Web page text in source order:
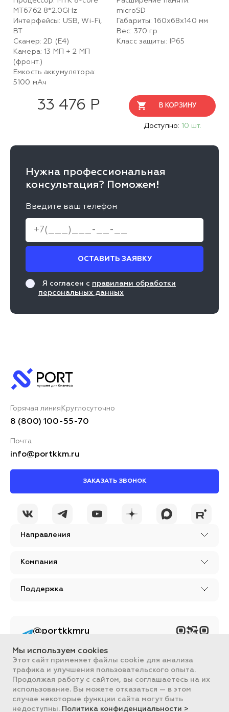
MT6762 8*2.0GHz
Интерфейсы: USB, Wi-Fi,
BT
Сканер: 2D (E4)
Камера: 13 МП + 2 МП
(фронт.)
Емкость аккумулятора:
5100 мАч
microSD
Габариты: 160x68x140 мм
Вес: 370 гр
Класс защиты: IP65
33 476 Р В КОРЗИНУ
Доступно: 10 шт.
Нужна профессиональная
консультация? Поможем!
Введите ваш телефон
ОСТАВИТЬ ЗАЯВКУ
Я согласен с правилами обработки
персональных данных
Направления
Компания
Поддержка
Горячая линия Круглосуточно
8 (800) 100-55-70
Почта
info@portkkm.ru
ЗАКАЗАТЬ ЗВОНОК
Вся информация, размещенная на сайте, носит ознакомительный
характер и не является публичной офертой, определяемой
положениями Статьи 437 ГК РФ.
Все цены на сайте указаны с НДС. ООО "ПОРТ" ИНН 2461018892,
ОГРН 1022401953496
@portkkmru
контент PORT - бизнес
портал
Мы используем cookies
Этот сайт применяет файлы cookie для анализа
трафика и улучшения пользовательского опыта.
Продолжая работу с сайтом, вы соглашаетесь на их
использование. Вы можете отказаться — в этом
случае некоторые функции сайта могут быть
недоступны. Политика конфиденциальности >